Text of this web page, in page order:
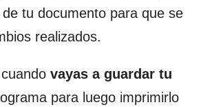
tu documento para que se
realizados.
vayas a guardar tu
para luego imprimirlo